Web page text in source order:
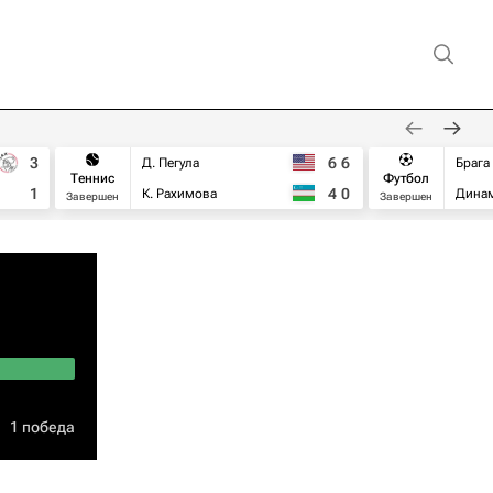
3
1
Теннис
Завершен
Д. Пегула
К. Рахимова
6 6
4 0
Футбол
Завершен
Брага
1 победа